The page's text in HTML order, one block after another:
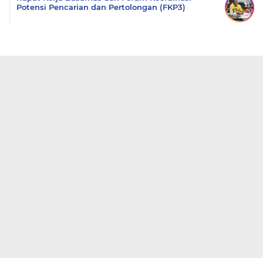
Potensi Pencarian dan Pertolongan (FKP3)